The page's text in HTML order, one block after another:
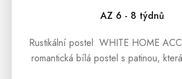
AZ 6 - 8 týdnů
Rustikální postel WHITE HOME
romantická bílá postel s patinou,